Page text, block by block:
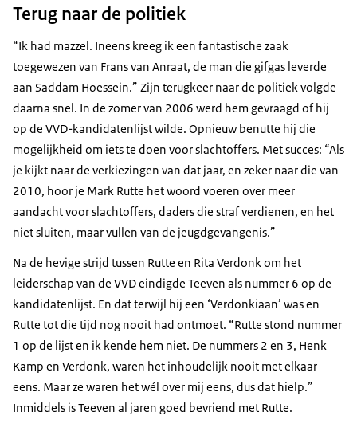
Terug naar de politiek
“Ik had mazzel. Ineens kreeg ik een fantastische zaak
toegewezen van Frans van Anraat, de man die gifgas leverde
aan Saddam Hoessein.” Zijn terugkeer naar de politiek volgde
daarna snel. In de zomer van 2006 werd hem gevraagd of hij
op de VVD-kandidatenlijst wilde. Opnieuw benutte hij die
mogelijkheid om iets te doen voor slachtoffers. Met succes: “Als
je kijkt naar de verkiezingen van dat jaar, en zeker naar die van
2010, hoor je Mark Rutte het woord voeren over meer
aandacht voor slachtoffers, daders die straf verdienen, en het
niet sluiten, maar vullen van de jeugdgevangenis.”
Na de hevige strijd tussen Rutte en Rita Verdonk om het
leiderschap van de VVD eindigde Teeven als nummer 6 op de
kandidatenlijst. En dat terwijl hij een ‘Verdonkiaan’ was en
Rutte tot die tijd nog nooit had ontmoet. “Rutte stond nummer
1 op de lijst en ik kende hem niet. De nummers 2 en 3, Henk
Kamp en Verdonk, waren het inhoudelijk nooit met elkaar
eens. Maar ze waren het wél over mij eens, dus dat hielp.”
Inmiddels is Teeven al jaren goed bevriend met Rutte.